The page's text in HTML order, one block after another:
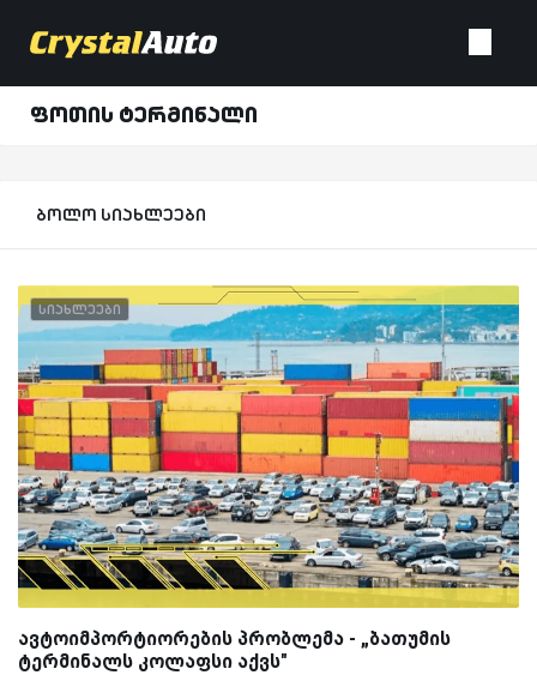
ფოთის ტერმინალი
ბოლო სიახლეები
სიახლეები
ავტოიმპორტიორების პრობლემა - „ბათუმის
ტერმინალს კოლაფსი აქვს"